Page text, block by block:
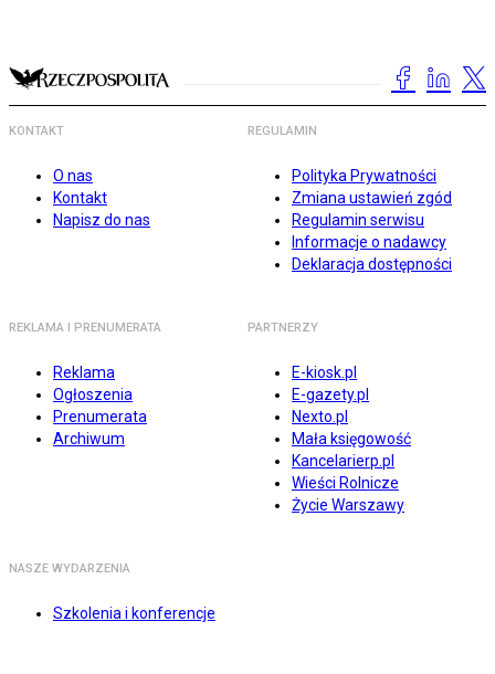
KONTAKT
O nas
Kontakt
Napisz do nas
REGULAMIN
Polityka Prywatności
Zmiana ustawień zgód
Regulamin serwisu
Informacje o nadawcy
Deklaracja dostępności
REKLAMA I PRENUMERATA
Reklama
Ogłoszenia
Prenumerata
Archiwum
PARTNERZY
E-kiosk.pl
E-gazety.pl
Nexto.pl
Mała księgowość
Kancelarierp.pl
Wieści Rolnicze
Życie Warszawy
NASZE WYDARZENIA
Szkolenia i konferencje